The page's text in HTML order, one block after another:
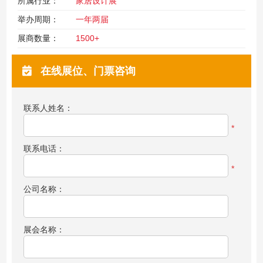
举办周期：
一年两届
展商数量：
1500+
在线展位、门票咨询
联系人姓名：
*
联系电话：
*
公司名称：
展会名称：